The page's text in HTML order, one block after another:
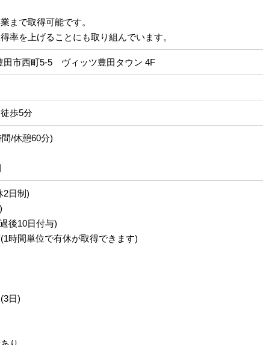
まで取得可能です。
率を上げることにも取り組んでいます。
田市西町5-5 ヴィッツ豊田タウン 4F
歩5分
/休憩60分)
2日制)
後10日付与)
時間単位で有休が取得できます)
日)